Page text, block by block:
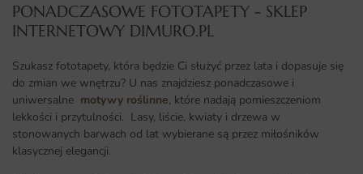
PONADCZASOWE FOTOTAPETY - SKLEP
INTERNETOWY DIMURO.PL​
Szukasz fototapety, która będzie Ci służyć przez lata i dopasuje się
do zmian we wnętrzu? U nas znajdziesz ponadczasowe i
uniwersalne motywy roślinne, które nadają pomieszczeniom
lekkości i przytulności. Lasy, liście, kwiaty i drzewa w
stonowanych barwach od lat wybierane są przez miłośników
klasycznej elegancji.